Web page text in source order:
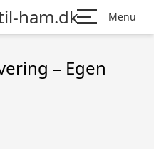
ham.dk Menu
– Egen